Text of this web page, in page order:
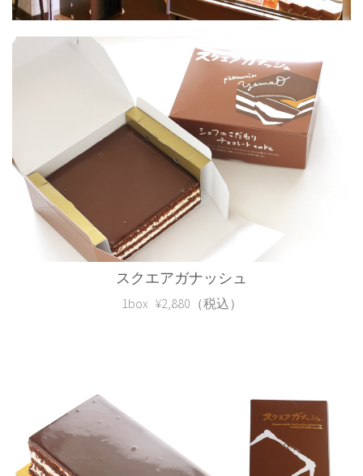
スクエアガナッシュ
1box ¥2,880（税込）